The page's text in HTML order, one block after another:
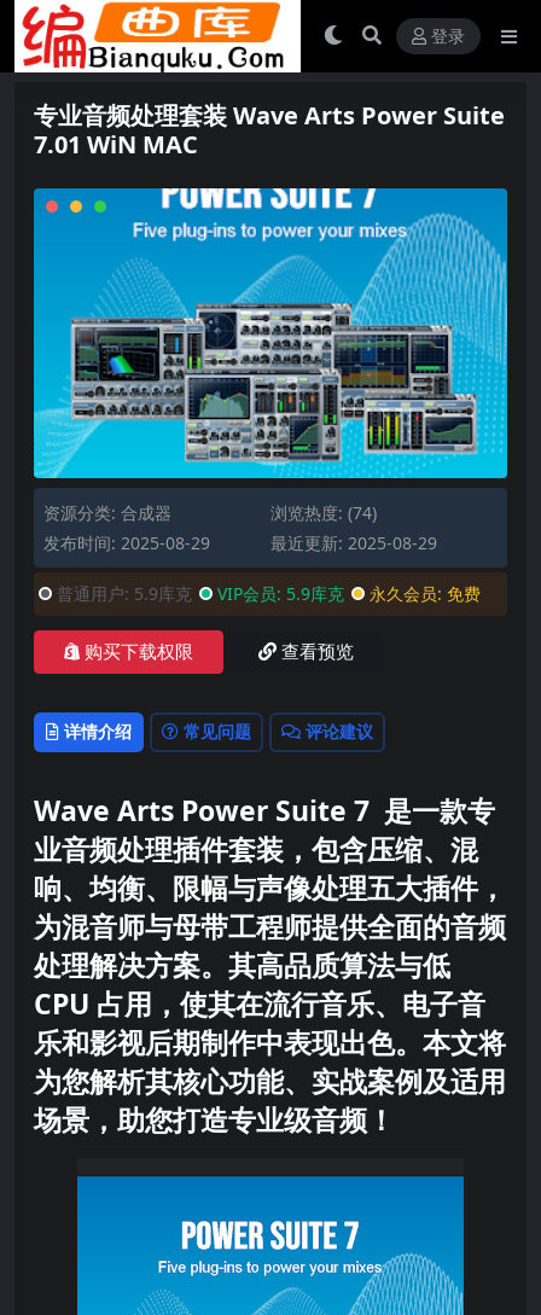
登录
专业音频处理套装 Wave Arts Power Suite
7.01 WiN MAC
资源分类: 合成器
浏览热度: (74)
发布时间: 2025-08-29
最近更新: 2025-08-29
普通用户: 5.9库克 VIP会员: 5.9库克 永久会员: 免费
购买下载权限 查看预览
详情介绍 常见问题 评论建议
Wave Arts Power Suite 7 是一款专
业音频处理插件套装，包含压缩、混
响、均衡、限幅与声像处理五大插件，
为混音师与母带工程师提供全面的音频
处理解决方案。其高品质算法与低
CPU 占用，使其在流行音乐、电子音
乐和影视后期制作中表现出色。本文将
为您解析其核心功能、实战案例及适用
场景，助您打造专业级音频！